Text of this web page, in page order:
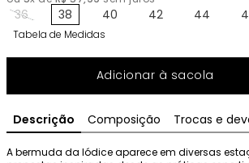
36 38 40 42 44
Tabela de Medidas
Adicionar à sacola
Descrição Composição Trocas e
A bermuda da Iódice aparece em diversas